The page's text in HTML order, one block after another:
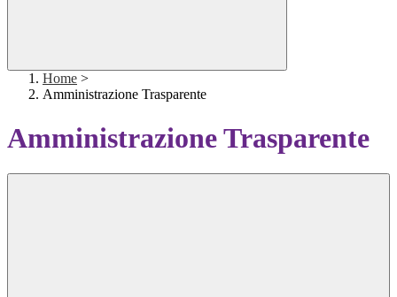
Home >
Amministrazione Trasparente
Amministrazione Trasparente